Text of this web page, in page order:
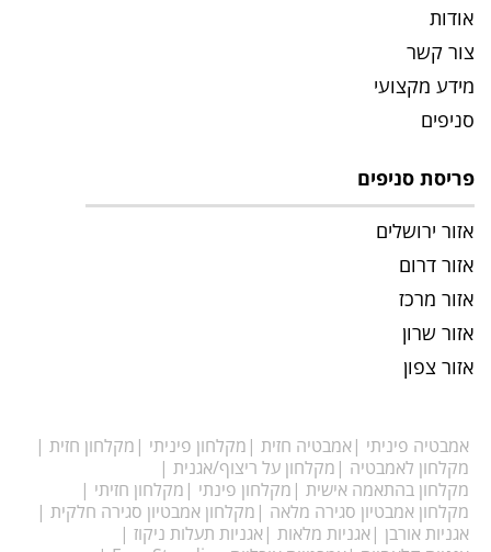
אודות
צור קשר
מידע מקצועי
סניפים
פריסת סניפים
אזור ירושלים
אזור דרום
אזור מרכז
אזור שרון
אזור צפון
אמבטיה פיניתי אמבטיה חזית מקלחון פיניתי
מקלחון חזית
מקלחון לאמבטיה
מקלחון על ריצוף/אגנית
מקלחון בהתאמה אישית
מקלחון פינתי
מקלחון חזיתי
מקלחון אמבטיון סגירה מלאה
מקלחון אמבטיון סגירה חלקית
אגניות אורבן
אגניות מלאות אגניות תעלות ניקוז